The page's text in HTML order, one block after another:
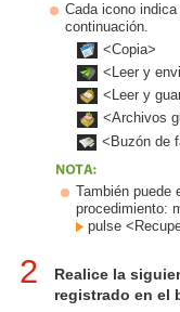
Cada icono
continuación.
<Copia>
<Leer y
<Leer y
<Archivos
<Buzón de
También puede
procedimiento:
pulse
2
Realice la
registrado en el